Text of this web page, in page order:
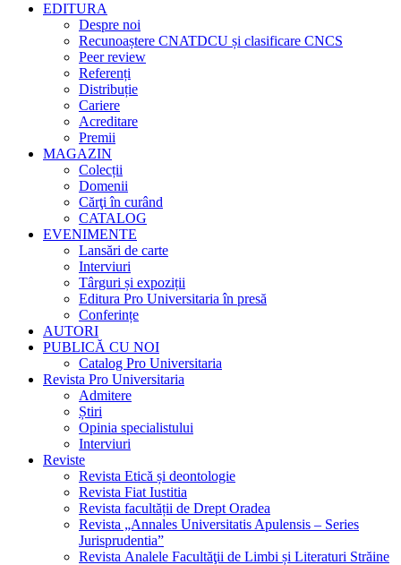
EDITURA
Despre noi
Recunoaștere CNATDCU și clasificare CNCS
Peer review
Referenți
Distribuție
Cariere
Acreditare
Premii
MAGAZIN
Colecții
Domenii
Cărţi în curând
CATALOG
EVENIMENTE
Lansări de carte
Interviuri
Târguri și expoziții
Editura Pro Universitaria în presă
Conferințe
AUTORI
PUBLICĂ CU NOI
Catalog Pro Universitaria
Revista Pro Universitaria
Admitere
Știri
Opinia specialistului
Interviuri
Reviste
Revista Etică și deontologie
Revista Fiat Iustitia
Revista facultății de Drept Oradea
Revista „Annales Universitatis Apulensis – Series
Jurisprudentia”
Revista Analele Facultăţii de Limbi și Literaturi Străine